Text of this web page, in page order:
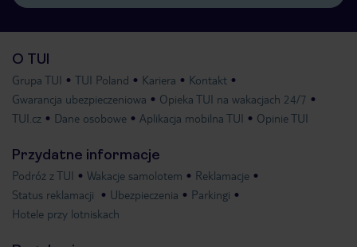
O TUI
Grupa TUI TUI Poland Kariera
Kontakt
Gwarancja ubezpieczeniowa
Opieka TUI na wakacjach 24/7
TUI.cz
Dane osobowe Aplikacja mobilna TUI Opinie TUI
Przydatne informacje
Podróż z TUI Wakacje samolotem
Reklamacje
Status reklamacji
Ubezpieczenia
Parkingi
Hotele przy lotniskach